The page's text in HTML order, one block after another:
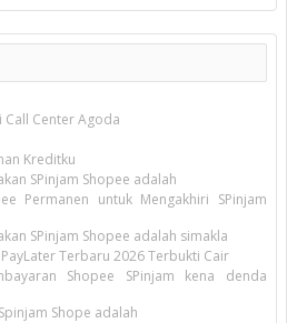
Call Center Agoda
Kreditku
SPinjam Shopee adalah
Permanen untuk Mengakhiri SPinjam
SPinjam Shopee adalah simakla
Terbaru 2026 Terbukti Cair
Shopee SPinjam kena denda
Shope adalah